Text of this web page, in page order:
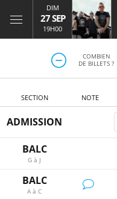
DIM
27 SEP
19H00
COMBIEN
DE BILLETS ?
SECTION NOTE
ADMISSION
BALC
G à J
BALC
A à C